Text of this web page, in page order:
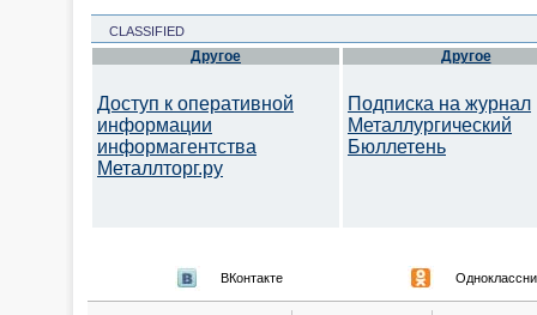
CLASSIFIED
Другое
Доступ к оперативной
информации
информагентства
Металлторг.ру
Другое
Подписка на журнал
Металлургический
Бюллетень
ВКонтакте